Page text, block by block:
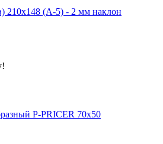
210х148 (А-5) - 2 мм наклон
P-PRICER 70х50